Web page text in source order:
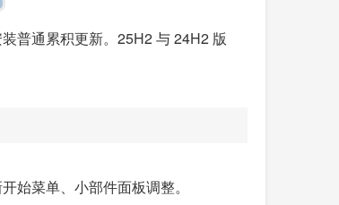
普通累积更新。25H2 与 24H2 版
始菜单、小部件面板调整。